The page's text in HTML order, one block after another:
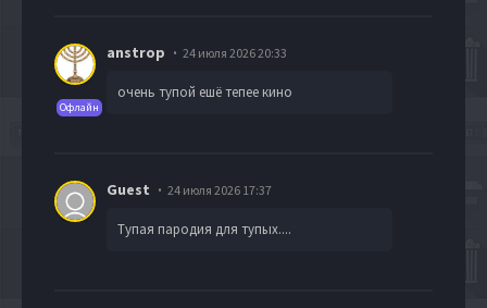
Офлайн
anstrop 24 июля 2026 20:33
очень тупой ешё тепее кино
Guest 24 июля 2026 17:37
Тупая пародия для тупых....